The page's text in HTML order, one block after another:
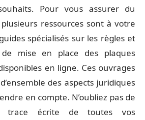
Pour vous assurer du
ressources sont à votre
spécialisés sur les règles et
mise en place des plaques
en ligne. Ces ouvrages
des aspects juridiques
en compte. N’oubliez pas de
trace écrite de toutes vos